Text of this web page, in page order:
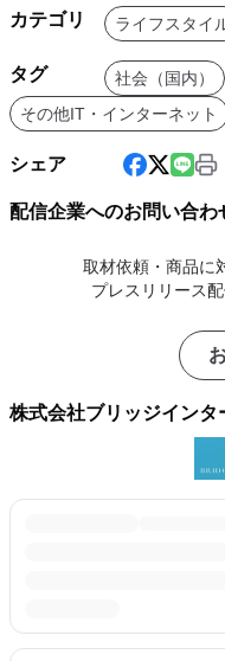
カテゴリ ライフスタイ
タグ 社会（国内）
その他IT・インターネット
シェア
配信企業へのお問い合わ
取材依頼・商品に
プレスリリース
株式会社ブリッジインタ